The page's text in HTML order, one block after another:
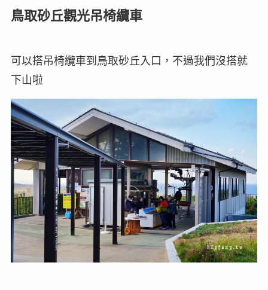
鳥取砂丘觀光吊椅纜車
可以搭吊椅纜車到鳥取砂丘入口，不過我們沒搭就
下山啦